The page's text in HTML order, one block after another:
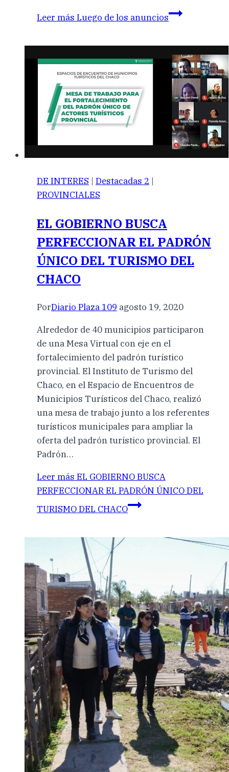
Leer más Luego de los anuncios
DE INTERES | Destacadas 2 |
PROVINCIALES
EL GOBIERNO BUSCA
PERFECCIONAR EL PADRÓN
ÚNICO DEL TURISMO DEL
CHACO
PorDiario Plaza 109 agosto 19, 2020
Alrededor de 40 municipios participaron
de una Mesa Virtual con eje en el
fortalecimiento del padrón turístico
provincial. El Instituto de Turismo del
Chaco, en el Espacio de Encuentros de
Municipios Turísticos del Chaco, realizó
una mesa de trabajo junto a los referentes
turísticos municipales para ampliar la
oferta del padrón turístico provincial. El
Padrón…
Leer más EL GOBIERNO BUSCA
PERFECCIONAR EL PADRÓN ÚNICO DEL
TURISMO DEL CHACO